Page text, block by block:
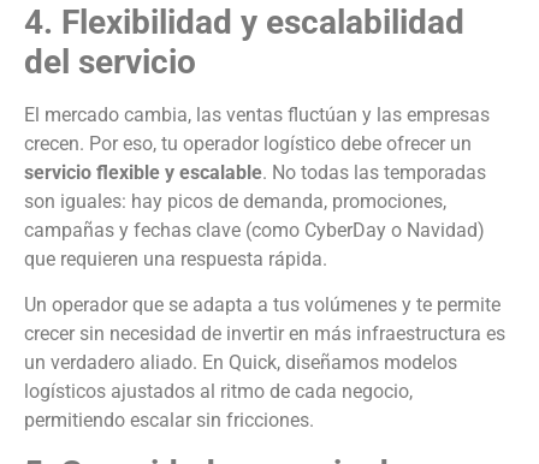
4. Flexibilidad y escalabilidad
del servicio
El mercado cambia, las ventas fluctúan y las empresas
crecen. Por eso, tu operador logístico debe ofrecer un
servicio flexible y escalable. No todas las temporadas
son iguales: hay picos de demanda, promociones,
campañas y fechas clave (como CyberDay o Navidad)
que requieren una respuesta rápida.
Un operador que se adapta a tus volúmenes y te permite
crecer sin necesidad de invertir en más infraestructura es
un verdadero aliado. En Quick, diseñamos modelos
logísticos ajustados al ritmo de cada negocio,
permitiendo escalar sin fricciones.